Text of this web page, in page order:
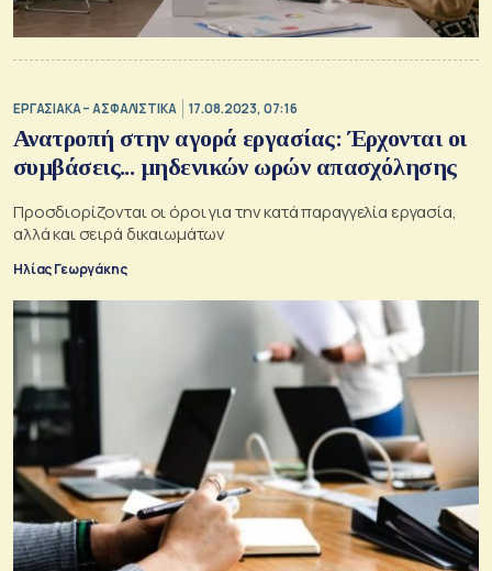
ΕΡΓΑΣΙΑΚΑ – ΑΣΦΑΛΙΣΤΙΚΑ 17.08.2023, 07:16
Ανατροπή στην αγορά εργασίας: Έρχονται οι
συμβάσεις... μηδενικών ωρών απασχόλησης
Προσδιορίζονται οι όροι για την κατά παραγγελία εργασία,
αλλά και σειρά δικαιωμάτων
Ηλίας Γεωργάκης